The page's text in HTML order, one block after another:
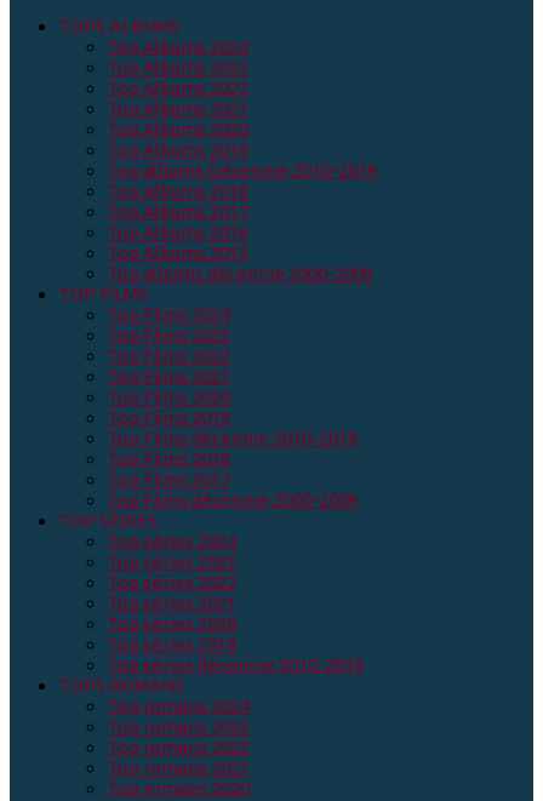
TOPS ALBUMS
Top Albums 2024
Top Albums 2023
Top Albums 2022
Top Albums 2021
Top Albums 2020
Top Albums 2019
Top albums Décennie 2010-2019
Top Albums 2018
Top Albums 2017
Top Albums 2016
Top Albums 2015
Top albums décennie 2000-2009
TOP FILMS
Top Films 2024
Top Films 2023
Top Films 2022
Top Films 2021
Top Films 2020
Top Films 2019
Top Films décennie 2010-2019
Top Films 2018
Top Films 2017
Top Films décennie 2000-2009
TOP SERIES
Top séries 2024
Top séries 2023
Top séries 2022
Top séries 2021
Top séries 2020
Top séries 2019
Top séries décennie 2010-2019
TOPS ROMANS
Top romans 2024
Top romans 2023
Top romans 2022
Top romans 2021
Top romans 2020